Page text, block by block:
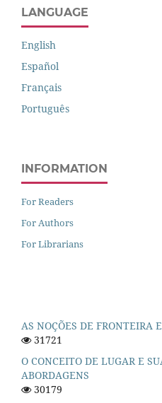
LANGUAGE
English
Español
Français
Português
INFORMATION
For Readers
For Authors
For Librarians
AS NOÇÕES DE FRONTEIRA
31721
O CONCEITO DE LUGAR E
ABORDAGENS
30179